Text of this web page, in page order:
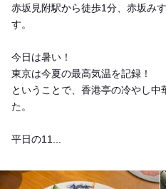
赤坂見附駅から徒歩1分、赤坂み
す。
今日は暑い！
東京は今夏の最高気温を記録！
ということで、香港亭の冷やし中
た。
平日の11...